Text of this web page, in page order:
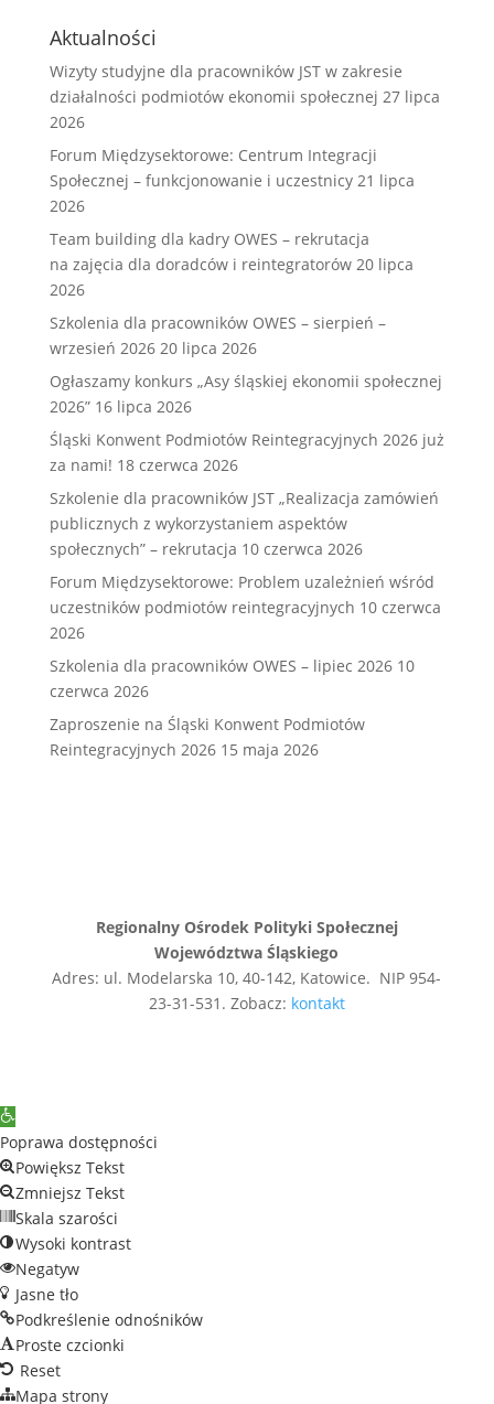
Aktualności
Wizyty studyjne dla pracowników JST w zakresie
działalności podmiotów ekonomii społecznej 27 lipca
2026
Forum Międzysektorowe: Centrum Integracji
Społecznej – funkcjonowanie i uczestnicy 21 lipca
2026
Team building dla kadry OWES – rekrutacja
na zajęcia dla doradców i reintegratorów 20 lipca
2026
Szkolenia dla pracowników OWES – sierpień –
wrzesień 2026 20 lipca 2026
Ogłaszamy konkurs „Asy śląskiej ekonomii społecznej
2026” 16 lipca 2026
Śląski Konwent Podmiotów Reintegracyjnych 2026 już
za nami! 18 czerwca 2026
Szkolenie dla pracowników JST „Realizacja zamówień
publicznych z wykorzystaniem aspektów
społecznych” – rekrutacja 10 czerwca 2026
Forum Międzysektorowe: Problem uzależnień wśród
uczestników podmiotów reintegracyjnych 10 czerwca
2026
Szkolenia dla pracowników OWES – lipiec 2026 10
czerwca 2026
Zaproszenie na Śląski Konwent Podmiotów
Reintegracyjnych 2026 15 maja 2026
Regionalny Ośrodek Polityki Społecznej
Województwa Śląskiego
Adres: ul. Modelarska 10, 40-142, Katowice. NIP 954-
23-31-531. Zobacz: kontakt
Open
toolbar
Poprawa dostępności
Powiększ Tekst
Zmniejsz Tekst
Skala szarości
Wysoki kontrast
Negatyw
Jasne tło
Podkreślenie odnośników
Proste czcionki
Reset
Mapa strony